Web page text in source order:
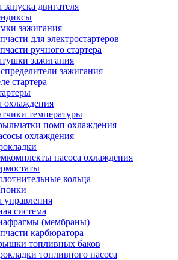
двигателя
зажигания
для электростартеров
ручного стартера
зажигания
зажигания
стартера
охлаждения
температуры
помп охлаждения
охлаждения
насоса охлаждения
кольца
управления
система
(мембраны)
карбюратора
топливных баков
топливного насоса